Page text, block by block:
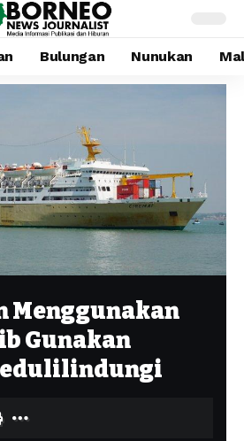
Bulungan Nunukan
Menggunakan
Gunakan